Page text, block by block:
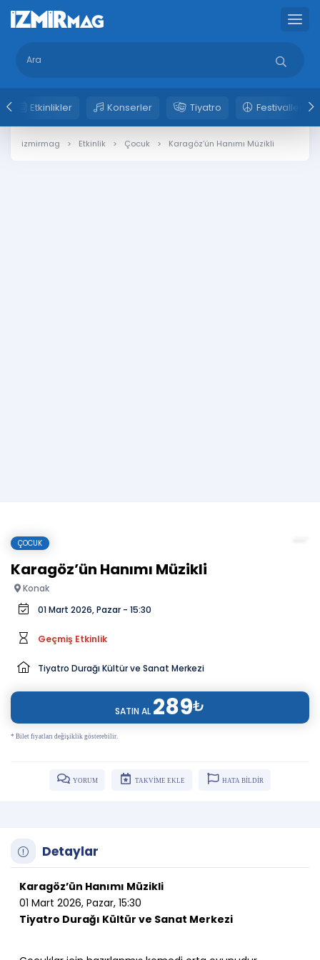
Etkinlikler Konserler Tiyatro Festivaller
izmirmag Etkinlik Çocuk Karagöz’ün Hanımı Müzikli
ÇOCUK
Karagöz’ün Hanımı Müzikli
Konak
01 Mart 2026, Pazar - 15:30
Geçmiş Etkinlik
Tiyatro Durağı Kültür ve Sanat Merkezi
SATIN AL 289₺
* Bilet fiyatları değişiklik gösterebilir.
YORUM TAKVİME EKLE HATA BİLDİR
Detaylar
Karagöz’ün Hanımı Müzikli
01 Mart 2026, Pazar, 15:30
Tiyatro Durağı Kültür ve Sanat Merkezi